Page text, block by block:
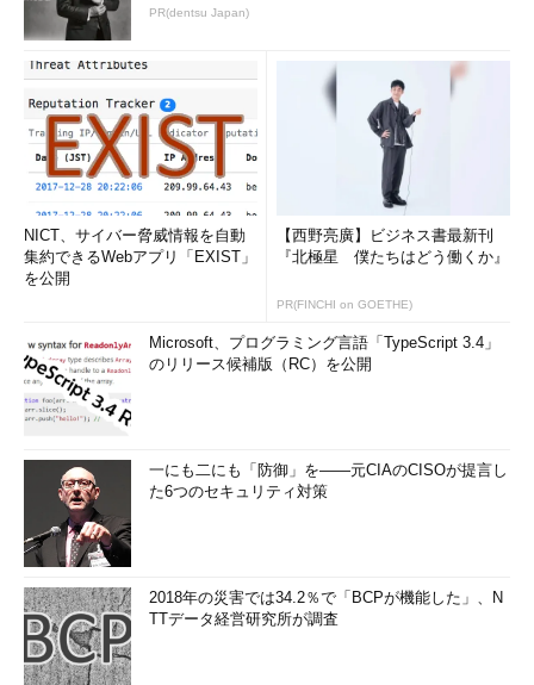
PR(dentsu Japan)
NICT、サイバー脅威情報を自動
集約できるWebアプリ「EXIST」
を公開
【西野亮廣】ビジネス書最新刊
『北極星 僕たちはどう働くか』
PR(FINCHI on GOETHE)
Microsoft、プログラミング言語「TypeScript 3.4」
のリリース候補版（RC）を公開
一にも二にも「防御」を――元CIAのCISOが提言し
た6つのセキュリティ対策
2018年の災害では34.2％で「BCPが機能した」、N
TTデータ経営研究所が調査